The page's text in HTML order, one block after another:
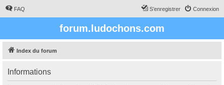
FAQ Connexion
S’enregistrer
forum.ludochons.com
Index du forum
Informations